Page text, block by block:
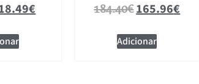
€ 184.40€165.96€
Adicionar